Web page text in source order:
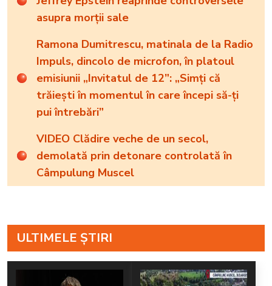
asupra morții sale
Ramona Dumitrescu, matinala de la Radio
Impuls, dincolo de microfon, în platoul
emisiunii „Invitatul de 12”: „Simți că
trăiești în momentul în care începi să-ți
pui întrebări”
VIDEO Clădire veche de un secol,
demolată prin detonare controlată în
Câmpulung Muscel
ULTIMELE ȘTIRI